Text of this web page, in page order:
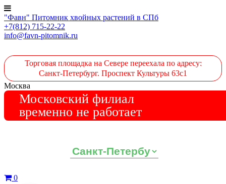
"Фавн" Питомник хвойных растений в СПб
+7(812) 715-22-22
info@favn-pitomnik.ru
Торговая площадка на Севере переехала по адресу:
Санкт-Петербург. Проспект Культуры 63с1
Москва
Московский филиал
временно не работает
0